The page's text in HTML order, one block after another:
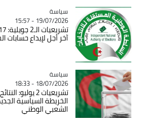
Catégorie
سياسة
19/07/2026 - 15:57
آخر أجل لإيداع حسابات
Catégorie
سياسة
18/07/2026 - 18:33
تشريعيات 2 يوليو:
الخريطة السياسية
الشعبي الوطني